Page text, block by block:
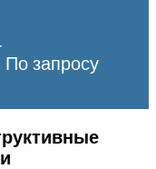
По запросу